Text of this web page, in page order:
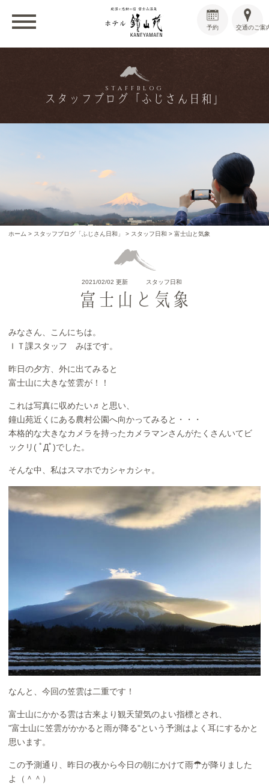
交通のご案
予約
STAFFBLOG
スタッフブログ「ふじさん日和」
ホーム > スタッフブログ「ふじさん日和」 > スタッフ日和 >富士山と気象
2021/02/02 更新 スタッフ日和
富士山と気象
みなさん、こんにちは。
ＩＴ課スタッフ みほです。
昨日の夕方、外に出てみると
富士山に大きな笠雲が！！
これは写真に収めたい♬と思い、
鐘山苑近くにある農村公園へ向かってみると・・・
本格的な大きなカメラを持ったカメラマンさんがたくさんいてビ
ックリ( ﾟДﾟ)でした。
そんな中、私はスマホでカシャカシャ。
なんと、今回の笠雲は二重です！
富士山にかかる雲は古来より観天望気のよい指標とされ、
"富士山に笠雲がかかると雨が降る"という予測はよく耳にするかと
思います。
この予測通り、昨日の夜から今日の朝にかけて雨☂が降りました
よ（＾＾）